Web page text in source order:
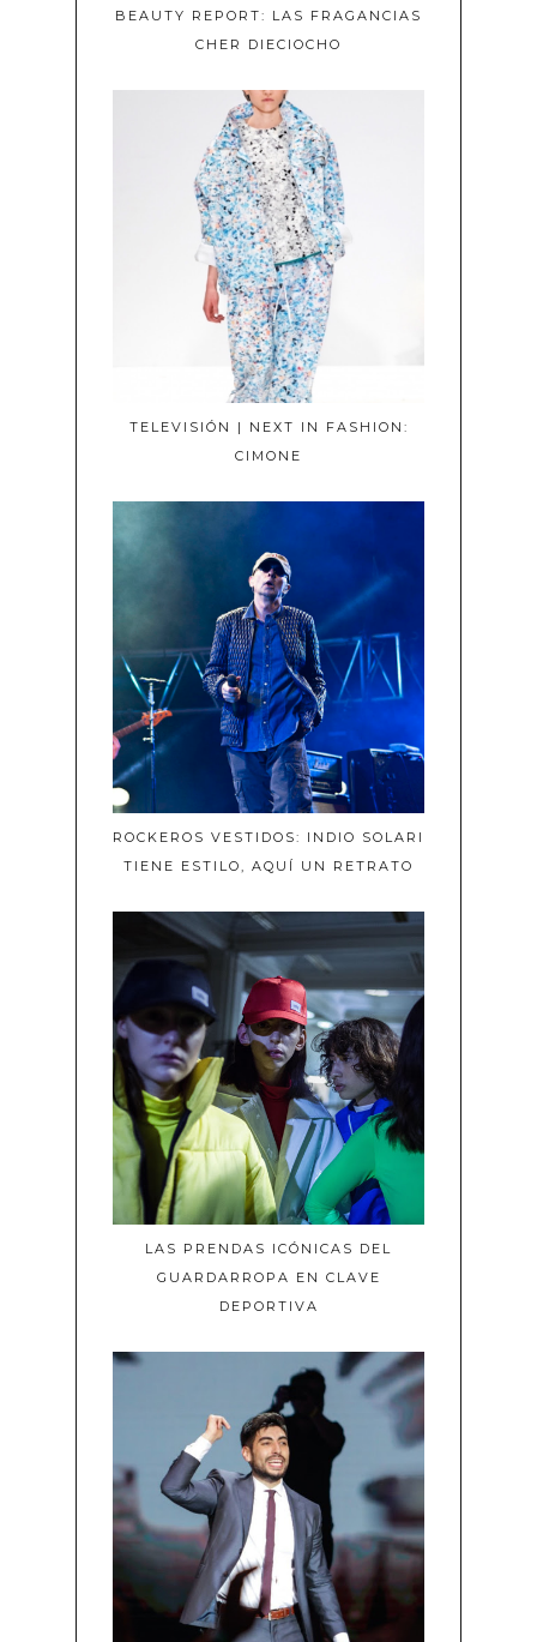
BEAUTY REPORT: LAS FRAGANCIAS
CHER DIECIOCHO
TELEVISIÓN | NEXT IN FASHION:
CIMONE
ROCKEROS VESTIDOS: INDIO SOLARI
TIENE ESTILO, AQUÍ UN RETRATO
LAS PRENDAS ICÓNICAS DEL
GUARDARROPA EN CLAVE
DEPORTIVA